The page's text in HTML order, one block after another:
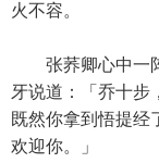
火不容。
张荞卿心中一阵
牙说道：「乔十步，
既然你拿到悟提经
欢迎你。」